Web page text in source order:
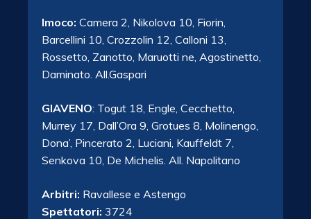
Imoco: Camera 2, Nikolova 10, Fiorin,
Barcellini 10, Crozzolin 12, Calloni 13,
Rossetto, Zanotto, Maruotti ne, Agostinetto,
Daminato. All.Gaspari
GIAVENO: Togut 18, Engle, Cecchetto,
Murrey 17, Dall’Ora 9, Grotues 8, Molinengo,
Dona’, Pincerato 2, Luciani, Kauffeldt 7,
Senkova 10, De Michelis. All. Napolitano
Arbitri: Ravallese e Astengo
Spettatori: 3724